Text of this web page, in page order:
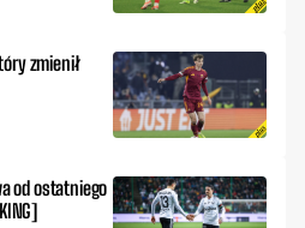
zmienił
od ostatniego